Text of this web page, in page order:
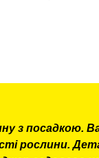
з посадкою.
рослини.